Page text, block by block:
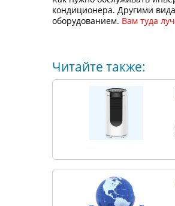
кондиционера. Другими
оборудованием. Вам туда
Читайте также: